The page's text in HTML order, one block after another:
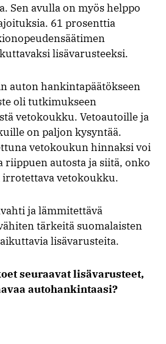
Sen avulla on myös helppo
61 prosenttia
lisävarusteeksi.
auton hankintapäätökseen
oli tutkimukseen
vetokoukku. Vetoautoille ja
on paljon kysyntää.
vetokoukun hinnaksi voi
riippuen autosta ja siitä, onko
irrotettava vetokoukku.
ja lämmitettävä
tärkeitä suomalaisten
lisävarusteita.
seuraavat lisävarusteet,
autohankintaasi?